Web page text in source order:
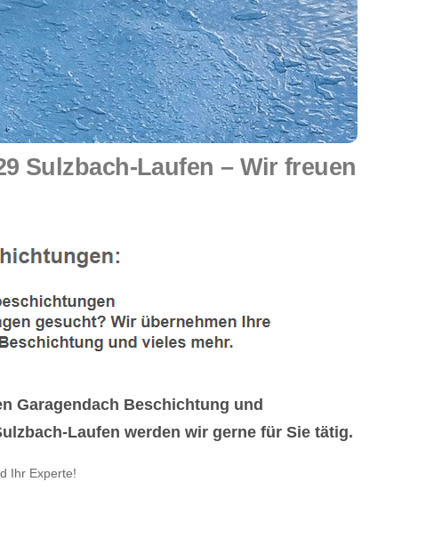
Sulzbach-Laufen – Wir freuen
Garagendach Beschichtung und
Laufen werden wir gerne für Sie tätig.
Ihr Experte!